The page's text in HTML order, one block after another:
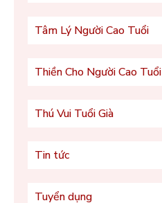
Tâm Lý Người Cao Tuổi
Thiền Cho Người Cao Tuổi
Thú Vui Tuổi Già
Tin tức
Tuyển dụng